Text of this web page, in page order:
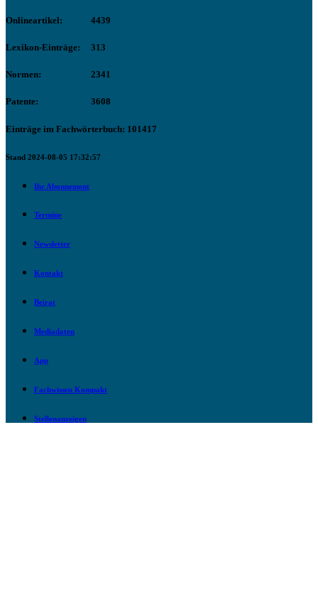
Onlineartikel: 4439
Lexikon-Einträge: 313
Normen: 2341
Patente: 3608
Einträge im Fachwörterbuch: 101417
Stand 2024-08-05 17:32:57
Ihr Abonnement
Termine
Newsletter
Kontakt
Beirat
Mediadaten
App
Fachwissen Kompakt
Stellenanzeigen